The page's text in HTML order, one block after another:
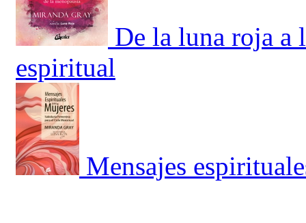
De la luna roja a
espiritual
Mensajes